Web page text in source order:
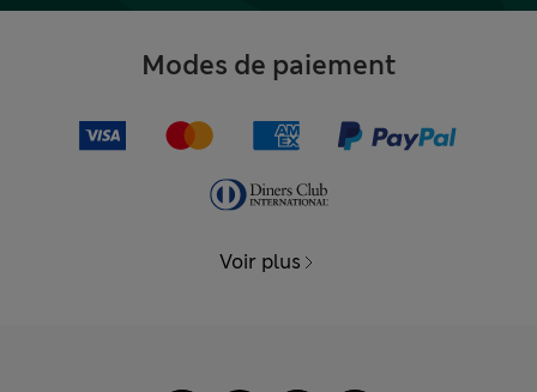
Modes de paiement
Voir plus